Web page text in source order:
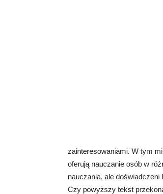
zainteresowaniami. W tym
oferują nauczanie osób w
nauczania, ale
Czy powyższy tekst